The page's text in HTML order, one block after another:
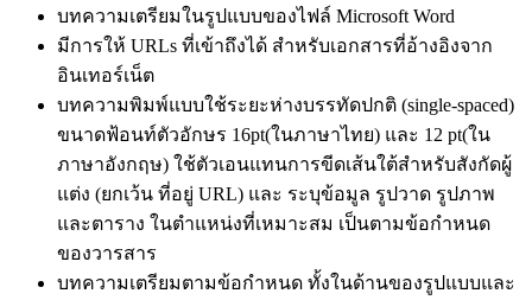
บทความเตรียมในรูปแบบของไฟล์ Microsoft Word
มีการให้ URLs ที่เข้าถึงได้ สำหรับเอกสารที่อ้างอิงจาก
อินเทอร์เน็ต
บทความพิมพ์แบบใช้ระยะห่างบรรทัดปกติ (single-spaced)
ขนาดฟ้อนท์ตัวอักษร 16pt(ในภาษาไทย) และ 12 pt(ใน
ภาษาอังกฤษ) ใช้ตัวเอนแทนการขีดเส้นใต้สำหรับสังกัดผู้
แต่ง (ยกเว้น ที่อยู่ URL) และ ระบุข้อมูล รูปวาด รูปภาพ
และตาราง ในตำแหน่งที่เหมาะสม เป็นตามข้อกำหนด
ของวารสาร
บทความเตรียมตามข้อกำหนด ทั้งในด้านของรูปแบบและ